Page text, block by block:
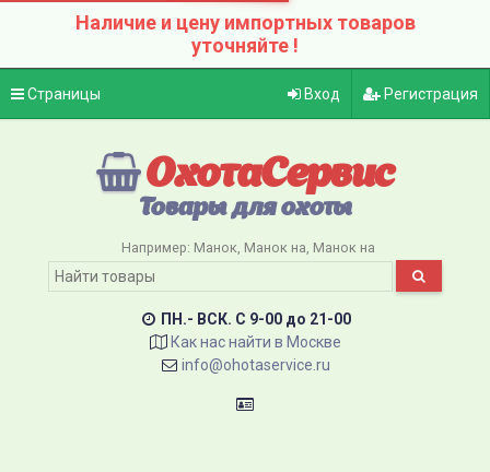
Наличие и цену импортных товаров
уточняйте !
Страницы Вход Регистрация
ОхотаСервис
Товары для охоты
Например: Манок Манок на Манок на
ПН.- ВСК. C 9-00 до 21-00
Как нас найти в Москве
info@ohotaservice.ru